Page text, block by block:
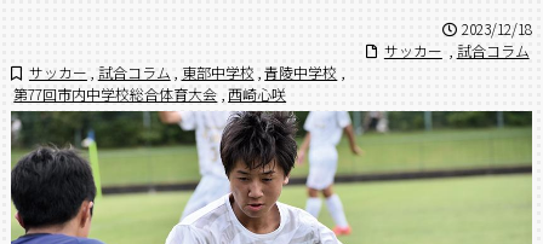
2023/12/18
サッカー
試合コラム
サッカー 試合コラム 東部中学校 ,青陵中学校 ,
第77回市内中学校総合体育大会 西崎心咲